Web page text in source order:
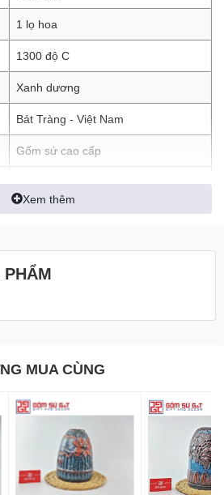
xuất
cao cấp, trải qua quá trình
, đảm bảo độ bền chắc, không
thấm nước tuyệt đối. Men hỏa biến
tạo ra những mảng màu loang tự nhiên,
1 lọ hoa
1300 độ C
Xanh dương
Bát Tràng - Việt Nam
Gốm sứ cao cấp
Theo yêu cầu
An toàn sức khỏe, thân thiện môi
Xem thêm
MUA CÙNG